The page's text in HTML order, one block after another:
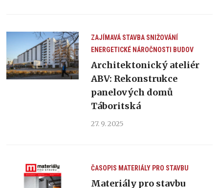
ZAJÍMAVÁ STAVBA SNIŽOVÁNÍ
ENERGETICKÉ NÁROČNOSTI BUDOV
Architektonický ateliér
ABV: Rekonstrukce
panelových domů
Táboritská
27. 9. 2025
ČASOPIS MATERIÁLY PRO STAVBU
Materiály pro stavbu